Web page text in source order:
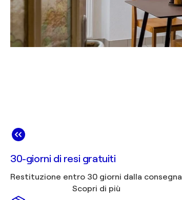
30-giorni di resi gratuiti
Restituzione entro 30 giorni dalla consegna
Scopri di più